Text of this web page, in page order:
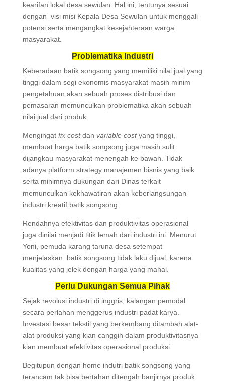
kearifan lokal desa sewulan. Hal ini, tentunya sesuai
dengan visi misi Kepala Desa Sewulan untuk menggali
potensi serta mengangkat kesejahteraan warga
masyarakat.
Problematika Industri
Keberadaan batik songsong yang memiliki nilai jual yang
tinggi dalam segi ekonomis masyarakat masih minim
pengetahuan akan sebuah proses distribusi dan
pemasaran memunculkan problematika akan sebuah
nilai jual dari produk.
Mengingat fix costdan variable costyang tinggi,
membuat harga batik songsong juga masih sulit
dijangkau masyarakat menengah ke bawah. Tidak
adanya platform strategy manajemen bisnis yang baik
serta minimnya dukungan dari Dinas terkait
memunculkan kekhawatiran akan keberlangsungan
industri kreatif batik songsong.
Rendahnya efektivitas dan produktivitas operasional
juga dinilai menjadi titik lemah dari industri ini. Menurut
Yoni, pemuda karang taruna desa setempat
menjelaskan batik songsong tidak laku dijual, karena
kualitas yang jelek dengan harga yang mahal.
Perlu Dukungan Semua Pihak
Sejak revolusi industri di inggris, kalangan pemodal
secara perlahan menggerus industri padat karya.
Investasi besar tekstil yang berkembang ditambah alat-
alat produksi yang kian canggih dalam produktivitasnya
kian membuat efektivitas operasional produksi.
Begitupun dengan home indutri batik songsong yang
terancam tak bisa bertahan ditengah banjirnya produk